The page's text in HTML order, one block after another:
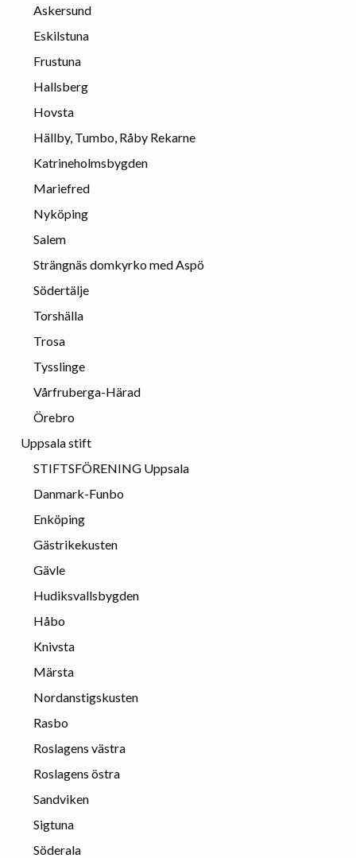
Askersund
Eskilstuna
Frustuna
Hallsberg
Hovsta
Hällby, Tumbo, Råby Rekarne
Katrineholmsbygden
Mariefred
Nyköping
Salem
Strängnäs domkyrko med Aspö
Södertälje
Torshälla
Trosa
Tysslinge
Vårfruberga-Härad
Örebro
Uppsala stift
STIFTSFÖRENING Uppsala
Danmark-Funbo
Enköping
Gästrikekusten
Gävle
Hudiksvallsbygden
Håbo
Knivsta
Märsta
Nordanstigskusten
Rasbo
Roslagens västra
Roslagens östra
Sandviken
Sigtuna
Söderala